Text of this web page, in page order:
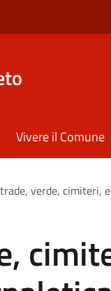
Vivere il Comune
verde, cimiteri,